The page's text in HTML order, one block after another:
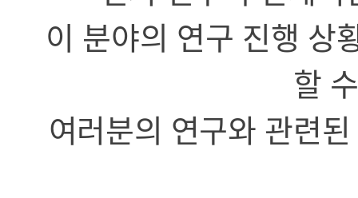
이 분야의 연구 진행 상
할
여러분의 연구와 관련